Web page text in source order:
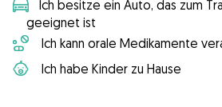
Ich besitze ein Auto, das zum
geeignet ist
Ich kann orale Medikamente
Ich habe Kinder zu Hause